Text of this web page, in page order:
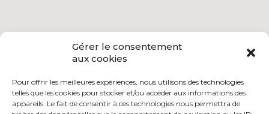
Gérer le consentement
aux cookies
Pour offrir les meilleures expériences, nous utilisons des technologies
telles que les cookies pour stocker et/ou accéder aux informations des
appareils. Le fait de consentir à ces technologies nous permettra de